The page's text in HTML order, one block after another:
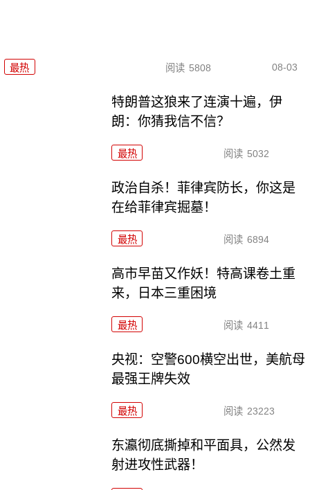
最热 阅读 5808 08-03
特朗普这狼来了连演十遍，伊
朗：你猜我信不信？
最热 阅读 5032
政治自杀！菲律宾防长，你这是
在给菲律宾掘墓！
最热 阅读 6894
高市早苗又作妖！特高课卷土重
来，日本三重困境
最热 阅读 4411
央视：空警600横空出世，美航母
最强王牌失效
最热 阅读 23223
东瀛彻底撕掉和平面具，公然发
射进攻性武器！